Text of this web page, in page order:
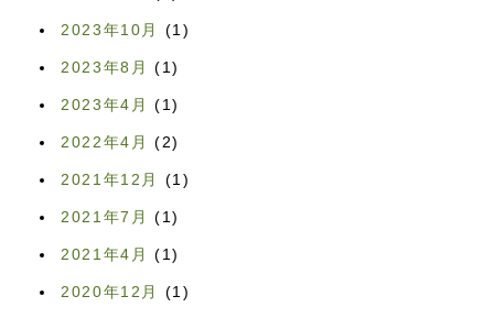
2023年10月 (1)
2023年8月 (1)
2023年4月 (1)
2022年4月 (2)
2021年12月 (1)
2021年7月 (1)
2021年4月 (1)
2020年12月 (1)